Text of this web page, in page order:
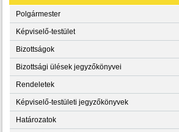
Polgármester
Képviselő-testület
Bizottságok
Bizottsági ülések jegyzőkönyvei
Rendeletek
Képviselő-testületi jegyzőkönyvek
Határozatok